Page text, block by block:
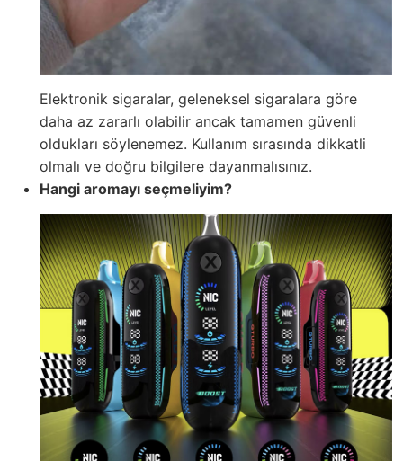
Elektronik sigaralar, geleneksel sigaralara göre
daha az zararlı olabilir ancak tamamen güvenli
oldukları söylenemez. Kullanım sırasında dikkatli
olmalı ve doğru bilgilere dayanmalısınız.
Hangi aromayı seçmeliyim?